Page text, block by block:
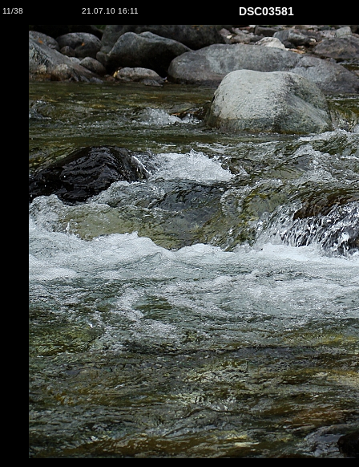
11/38 21.07.10 16:11 DSC03581